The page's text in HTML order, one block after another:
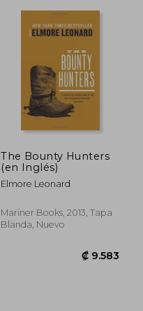
The Bounty Hunters
(en Inglés)
Elmore Leonard
Mariner Books, 2013, Tapa
Blanda, Nuevo